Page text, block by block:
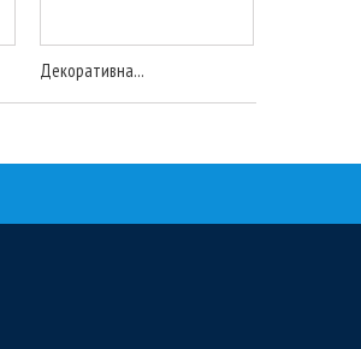
Декоративна...